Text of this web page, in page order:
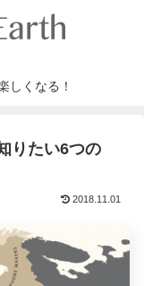
しくなる！
りたい6つの
2018.11.01